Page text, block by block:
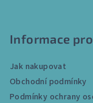
Informace
Jak nakupovat
Obchodní podmínky
Podmínky ochrany